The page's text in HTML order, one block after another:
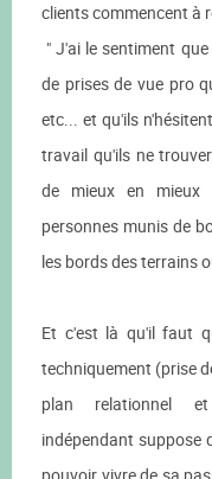
clients commencent à
" J'ai le sentiment
de prises de vue pro
etc... et qu'ils
travail qu'ils ne
de mieux en mieux
personnes munis de
les bords des terrains
Et c'est là qu'il faut
techniquement (prise
plan relationnel
indépendant suppose